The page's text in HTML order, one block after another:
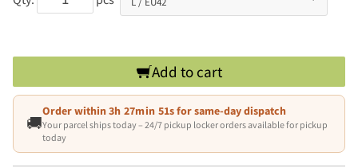
Add to cart
🚚
Order within3h 27min 51sfor same-day dispatch
Your parcel ships today – 24/7 pickup locker orders available for pickup
today